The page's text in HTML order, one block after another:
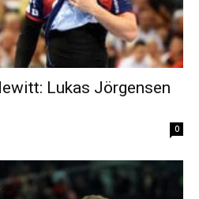
Lukas Jörgensen
0